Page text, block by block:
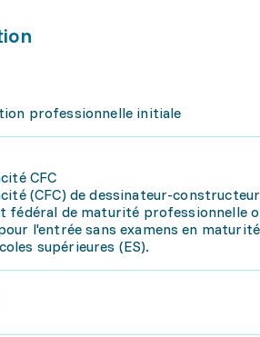
professionnelle initiale
CFC
(CFC) de dessinateur-
fédéral de maturité professionnelle
l'entrée sans examens en
supérieures (ES).